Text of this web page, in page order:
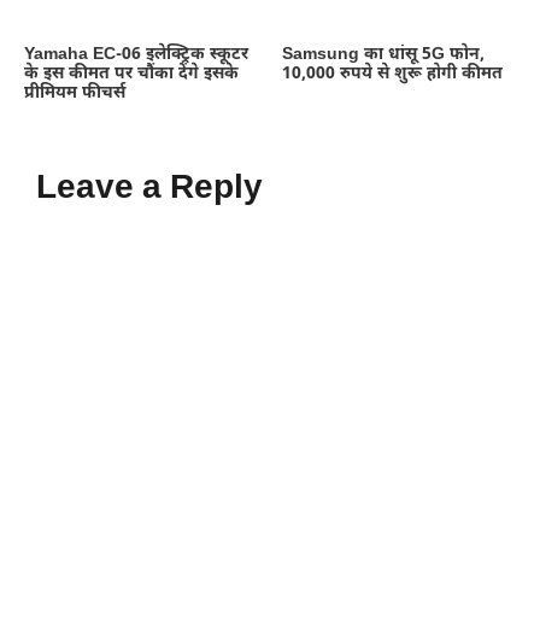
Yamaha EC-06 इलेक्ट्रिक स्कूटर
के इस कीमत पर चौंका देंगे इसके
प्रीमियम फीचर्स
Samsung का धांसू 5G फोन,
10,000 रुपये से शुरू होगी कीमत
Leave a Reply